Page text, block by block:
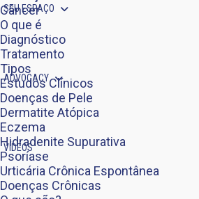
SEU ESPAÇO
ADVOCACY
VÍDEOS
Câncer
O que é
Diagnóstico
Tratamento
Tipos
Estudos Clínicos
Doenças de Pele
Dermatite Atópica
Eczema
Hidradenite Supurativa
Psoríase
Urticária Crônica Espontânea
Doenças Crônicas